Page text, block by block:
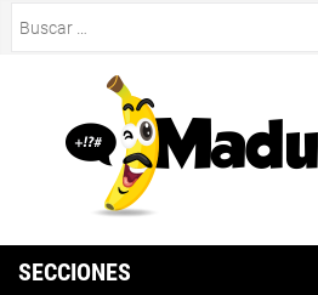
SECCIONES